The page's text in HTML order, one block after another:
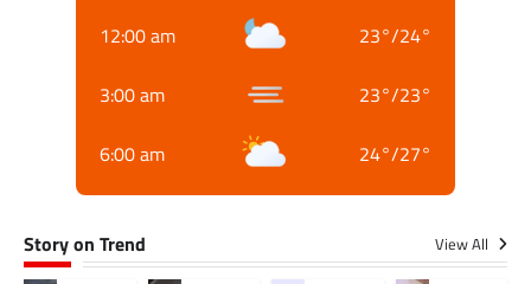
12:00 am 23°/24°
3:00 am 23°/23°
6:00 am 24°/27°
Story on Trend View All